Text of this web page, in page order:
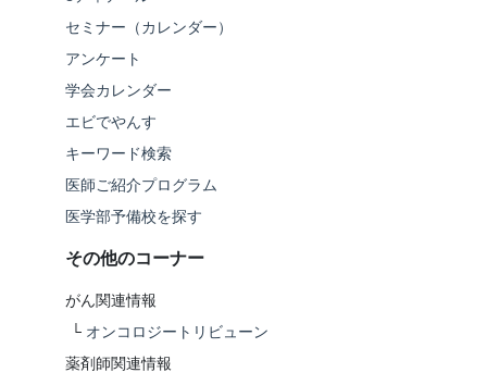
セミナー（カレンダー）
アンケート
学会カレンダー
エビでやんす
キーワード検索
医師ご紹介プログラム
医学部予備校を探す
その他のコーナー
がん関連情報
└ オンコロジートリビューン
薬剤師関連情報